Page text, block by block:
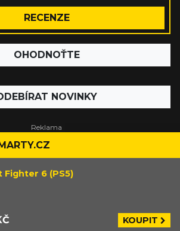
RECENZE
OHODNOŤTE
NOVINKY
Fighter 6 (PS5)
KOUPIT